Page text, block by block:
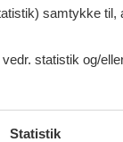
samtykke
statistik og/
Statistik